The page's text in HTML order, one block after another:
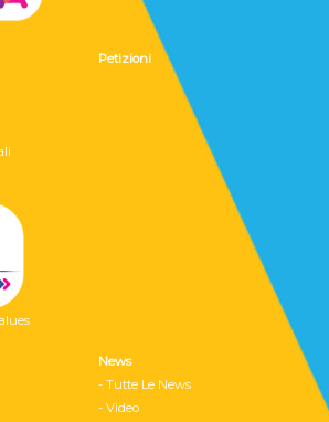
Petizioni
News
- Tutte Le News
- Video